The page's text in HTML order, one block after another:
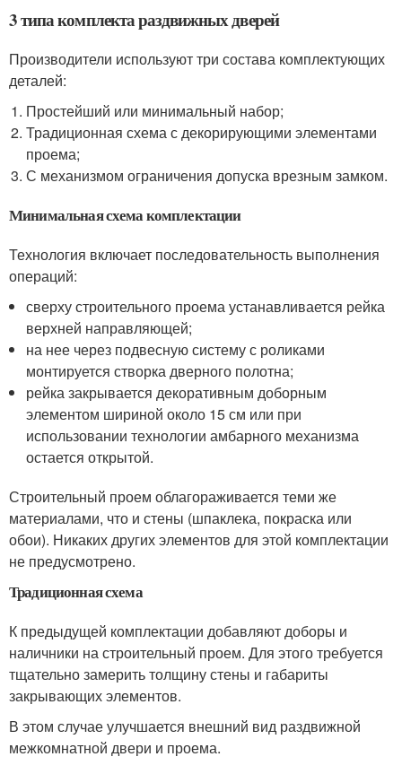
3 типа комплекта раздвижных дверей
Производители используют три состава комплектующих
деталей:
Простейший или минимальный набор;
Традиционная схема с декорирующими элементами
проема;
С механизмом ограничения допуска врезным замком.
Минимальная схема комплектации
Технология включает последовательность выполнения
операций:
сверху строительного проема устанавливается рейка
верхней направляющей;
на нее через подвесную систему с роликами
монтируется створка дверного полотна;
рейка закрывается декоративным доборным
элементом шириной около 15 см или при
использовании технологии амбарного механизма
остается открытой.
Строительный проем облагораживается теми же
материалами, что и стены (шпаклека, покраска или
обои). Никаких других элементов для этой комплектации
не предусмотрено.
Традиционная схема
К предыдущей комплектации добавляют доборы и
наличники на строительный проем. Для этого требуется
тщательно замерить толщину стены и габариты
закрывающих элементов.
В этом случае улучшается внешний вид раздвижной
межкомнатной двери и проема.